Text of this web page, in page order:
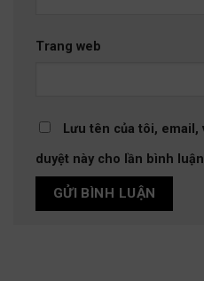
Trang web
Lưu tên của tôi,
duyệt này cho lần bình